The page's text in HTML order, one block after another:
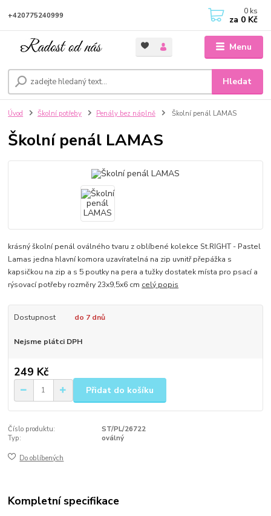
Menu
Hledat
+420775240999 0 ks
za 0 Kč
Úvod Školní potřeby Penály bez náplně Školní penál LAMAS
Školní penál LAMAS
krásný školní penál oválného tvaru z oblíbené kolekce St.RIGHT - Pastel
Lamas jedna hlavní komora uzavíratelná na zip uvnitř přepážka s
kapsičkou na zip a s 5 poutky na pera a tužky dostatek místa pro psací a
rýsovací potřeby rozměry 23x9,5x6 cm celý popis
Dostupnost do 7 dnů
Nejsme plátci DPH
249 Kč
Přidat do košíku
Číslo produktu:
ST/PL/26722
Typ:
oválný
Do oblíbených
Kompletní specifikace